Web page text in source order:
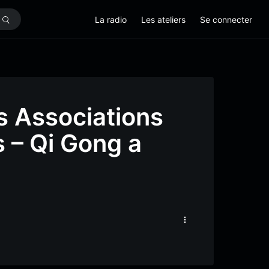
La radio Les ateliers Se connecter
Associations
Qi Gong a